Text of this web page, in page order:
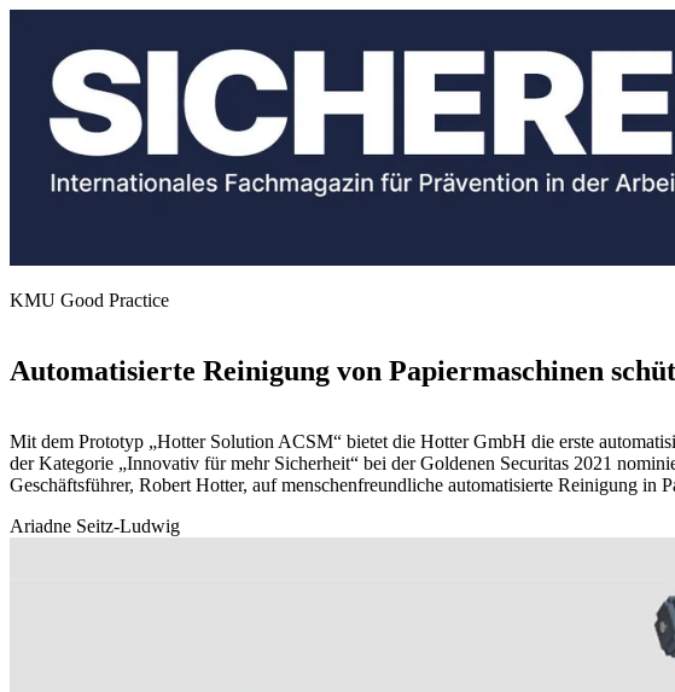
KMU Good Practice
Automatisierte Reinigung von Papiermaschinen
Mit dem Prototyp „Hotter Solution ACSM“ bietet die Hotter GmbH die erste
der Kategorie „Innovativ für mehr Sicherheit“ bei der Goldenen Securitas 2021
Geschäftsführer, Robert Hotter, auf menschenfreundliche automatisierte Reinigung in
Ariadne Seitz-Ludwig